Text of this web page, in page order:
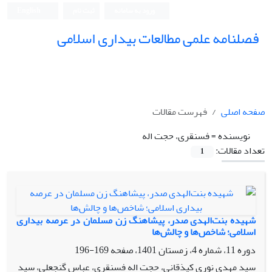
فصلنامه علمی مطالعات بیداری اسلامی
صفحه اصلی
فهرست مقالات
نویسنده =فسنقری، حجت اله
تعداد مقالات:
1
شهیده بنت‌الهدی صدر، پیشاهنگ زن مسلمان در عرصه بیداری
اسلامی؛ شاخص‌ها و چالش‌ها
دوره 11، شماره 4، زمستان 1401، صفحه
169-196
سید مهدی نوری کیذقانی، حجت اله فسنقری، عباس گنجعلی، سید